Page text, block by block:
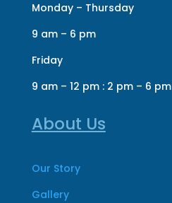
Monday – Thursday
9 am – 6 pm
Friday
9 am – 12 pm : 2 pm – 6 pm
About Us
Our Story
Gallery